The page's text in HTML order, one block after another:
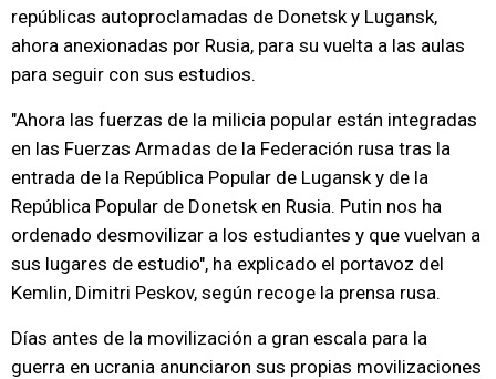
repúblicas autoproclamadas de Donetsk y Lugansk,
ahora anexionadas por Rusia, para su vuelta a las aulas
para seguir con sus estudios.
"Ahora las fuerzas de la milicia popular están integradas
en las Fuerzas Armadas de la Federación rusa tras la
entrada de la República Popular de Lugansk y de la
República Popular de Donetsk en Rusia. Putin nos ha
ordenado desmovilizar a los estudiantes y que vuelvan a
sus lugares de estudio", ha explicado el portavoz del
Kemlin, Dimitri Peskov, según recoge la prensa rusa.
Días antes de la movilización a gran escala para la
guerra en ucrania anunciaron sus propias movilizaciones